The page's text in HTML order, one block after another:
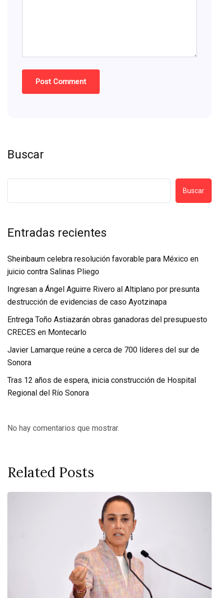
Buscar
Buscar
Entradas recientes
Sheinbaum celebra resolución favorable para México en
juicio contra Salinas Pliego
Ingresan a Ángel Aguirre Rivero al Altiplano por presunta
destrucción de evidencias de caso Ayotzinapa
Entrega Toño Astiazarán obras ganadoras del presupuesto
CRECES en Montecarlo
Javier Lamarque reúne a cerca de 700 líderes del sur de
Sonora
Tras 12 años de espera, inicia construcción de Hospital
Regional del Río Sonora
No hay comentarios que mostrar.
Related Posts